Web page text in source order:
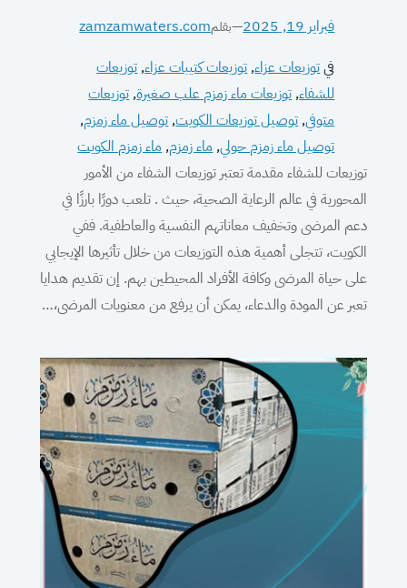
فبراير 19, 2025 —بقلمzamzamwaters.com
فيتوزيعات عزاء, توزيعات كتيبات عزاء, توزيعات
للشفاء, توزيعات ماء زمزم علب صغيرة, توزيعات
متوفي, توصيل توزيعات الكويت, توصيل ماء زمزم,
توصيل ماء زمزم حولي, ماء زمزم, ماء زمزم الكويت
توزيعات للشفاء مقدمة تعتبر توزيعات الشفاء من الأمور
المحورية في عالم الرعاية الصحية، حيث . تلعب دورًا بارزًا في
دعم المرضى وتخفيف معاناتهم النفسية والعاطفية. ففي
الكويت، تتجلى أهمية هذه التوزيعات من خلال تأثيرها الإيجابي
على حياة المرضى وكافة الأفراد المحيطين بهم. إن تقديم هدايا
تعبر عن المودة والدعاء، يمكن أن يرفع من معنويات المرضى،…